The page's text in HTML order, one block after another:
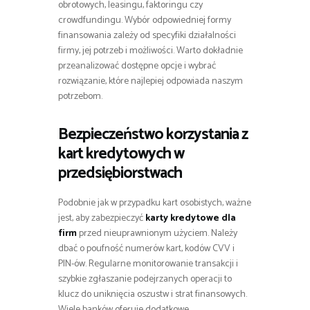
obrotowych, leasingu, faktoringu czy
crowdfundingu. Wybór odpowiedniej formy
finansowania zależy od specyfiki działalności
firmy, jej potrzeb i możliwości. Warto dokładnie
przeanalizować dostępne opcje i wybrać
rozwiązanie, które najlepiej odpowiada naszym
potrzebom.
Bezpieczeństwo korzystania z
kart kredytowych w
przedsiębiorstwach
Podobnie jak w przypadku kart osobistych, ważne
jest, aby zabezpieczyćkarty kredytowe dla
firmprzed nieuprawnionym użyciem. Należy
dbać o poufność numerów kart, kodów CVV i
PIN-ów. Regularne monitorowanie transakcji i
szybkie zgłaszanie podejrzanych operacji to
klucz do uniknięcia oszustw i strat finansowych.